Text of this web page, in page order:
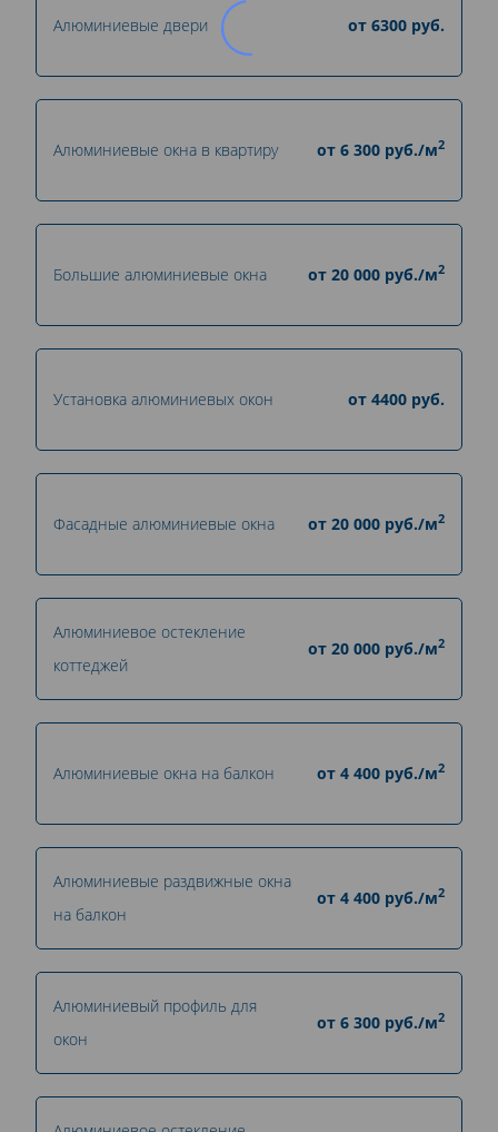
Алюминиевые двери от 6300 руб.
Алюминиевые окна в квартиру от 6 300 руб./м2
Большие алюминиевые окна от 20 000 руб./м2
Установка алюминиевых окон от 4400 руб.
Фасадные алюминиевые окна от 20 000 руб./м2
Алюминиевое остекление
коттеджей
от 20 000 руб./м2
Алюминиевые окна на балкон от 4 400 руб./м2
Алюминиевые раздвижные окна
на балкон
от 4 400 руб./м2
Алюминиевый профиль для
окон
от 6 300 руб./м2